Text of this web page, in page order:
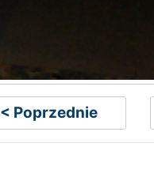
< Poprzednie